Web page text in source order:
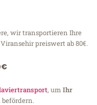
wir transportieren Ihre
preiswert ab 80€.
, um Ihr
befördern.